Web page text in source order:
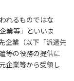
れるものではな
業等」といいま
企業（以下「派遣先
等の役務の提供に
企業等から受領し